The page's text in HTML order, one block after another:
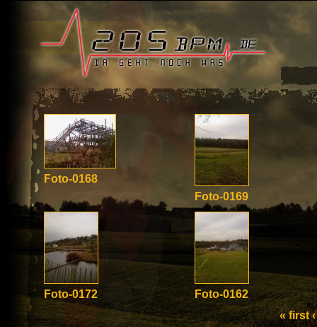
Foto-0168
Foto-0169
Foto-0172
Foto-0162
« first